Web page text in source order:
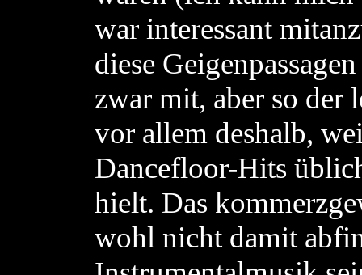
war interessant
diese
zwar mit, aber so der
vor allem deshalb,
Dancefloor-Hits
hielt. Das
wohl nicht damit